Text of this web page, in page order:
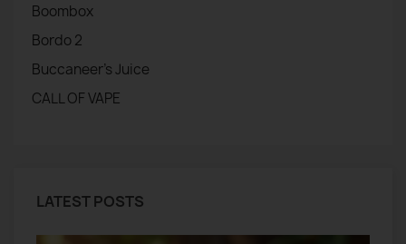
Boombox
Bordo 2
Buccaneer's Juice
CALL OF VAPE
LATEST POSTS